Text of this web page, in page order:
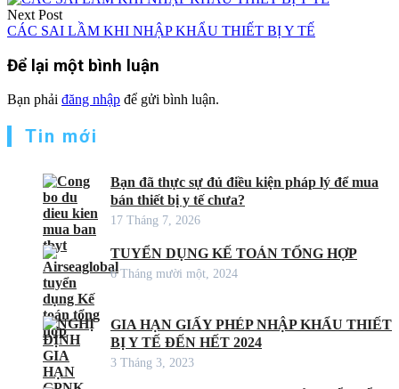
Next Post
CÁC SAI LẦM KHI NHẬP KHẨU THIẾT BỊ Y TẾ
Để lại một bình luận
Bạn phải đăng nhập để gửi bình luận.
Tin mới
Bạn đã thực sự đủ điều kiện pháp lý để mua
bán thiết bị y tế chưa?
17 Tháng 7, 2026
TUYỂN DỤNG KẾ TOÁN TỔNG HỢP
6 Tháng mười một, 2024
GIA HẠN GIẤY PHÉP NHẬP KHẨU THIẾT
BỊ Y TẾ ĐẾN HẾT 2024
3 Tháng 3, 2023